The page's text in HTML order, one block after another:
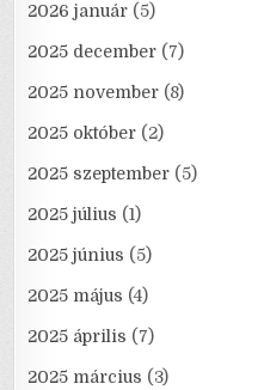
2026 január (5)
2025 december (7)
2025 november (8)
2025 október (2)
2025 szeptember (5)
2025 július (1)
2025 június (5)
2025 május (4)
2025 április (7)
2025 március (3)